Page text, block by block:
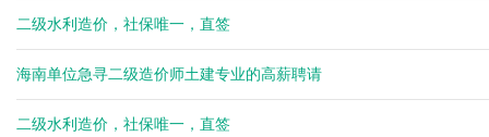
空城
空城
二级水利造价，社保唯一，直签
海南单位急寻二级造价师土建专业的高薪聘请
二级水利造价，社保唯一，直签